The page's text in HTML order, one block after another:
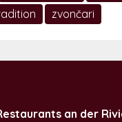
zvončari
an der